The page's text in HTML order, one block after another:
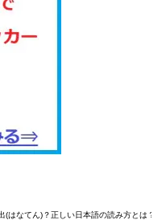
(はなてん)？正しい日本語の読み方とは？